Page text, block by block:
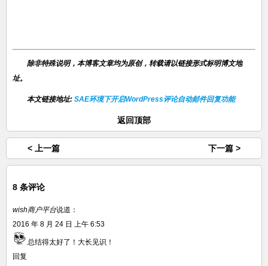
除非特殊说明，本博客文章均为原创，转载请以链接形式标明博文地
址。
本文链接地址: SAE环境下开启WordPress评论自动邮件回复功能
返回顶部
< 上一篇 下一篇 >
8 条评论
wish商户平台说道：
2016 年 8 月 24 日 上午 6:53
总结得太好了！大长见识！
回复